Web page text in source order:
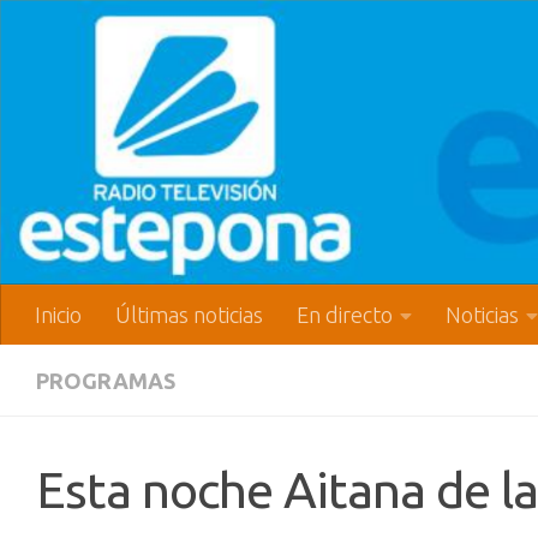
Inicio Últimas noticias En directo Noticias
PROGRAMAS
Esta noche Aitana de